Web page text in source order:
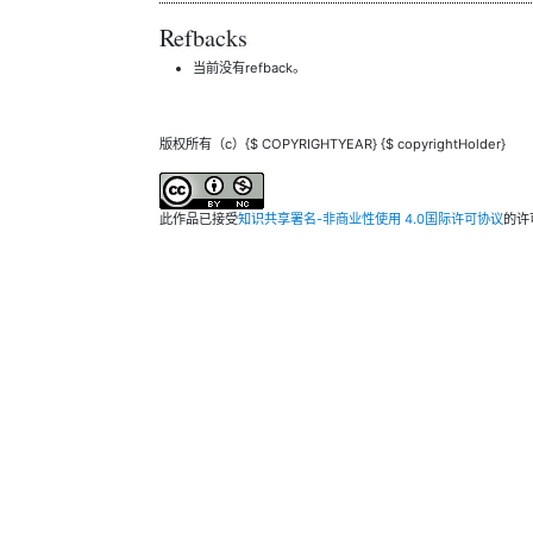
Refbacks
当前没有refback。
版权所有（c）{$ COPYRIGHTYEAR} {$ copyrightHolder}
此作品已接受知识共享署名-非商业性使用 4.0国际许可协议的